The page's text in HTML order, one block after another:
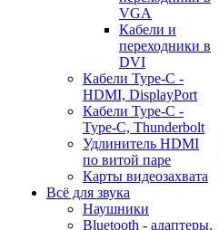
VGA
Кабели и
переходники в
DVI
Кабели Type-C -
HDMI, DisplayPort
Кабели Type-C -
Type-C, Thunderbolt
Удлинитель HDMI
по витой паре
Карты видеозахвата
Всё для звука
Наушники
Bluetooth - адаптеры,